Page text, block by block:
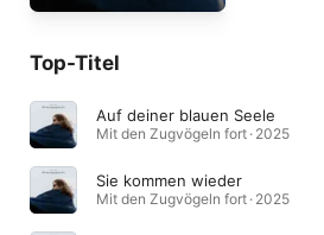
Top-Titel
Auf deiner blauen Seele
Mit den Zugvögeln fort · 2025
Sie kommen wieder
Mit den Zugvögeln fort · 2025